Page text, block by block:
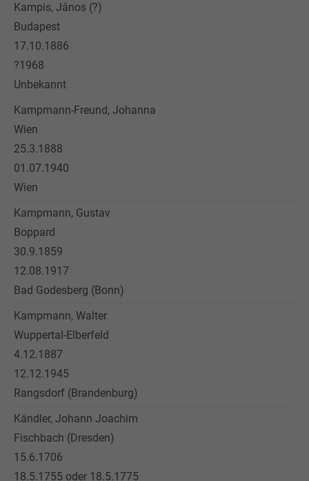
Kampis, János (?)
Budapest
17.10.1886
?1968
Unbekannt
Kampmann-Freund, Johanna
Wien
25.3.1888
01.07.1940
Wien
Kampmann, Gustav
Boppard
30.9.1859
12.08.1917
Bad Godesberg (Bonn)
Kampmann, Walter
Wuppertal-Elberfeld
4.12.1887
12.12.1945
Rangsdorf (Brandenburg)
Kändler, Johann Joachim
Fischbach (Dresden)
15.6.1706
18.5.1755 oder 18.5.1775